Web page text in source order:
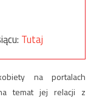
Tutaj
na portalach
temat jej relacji z